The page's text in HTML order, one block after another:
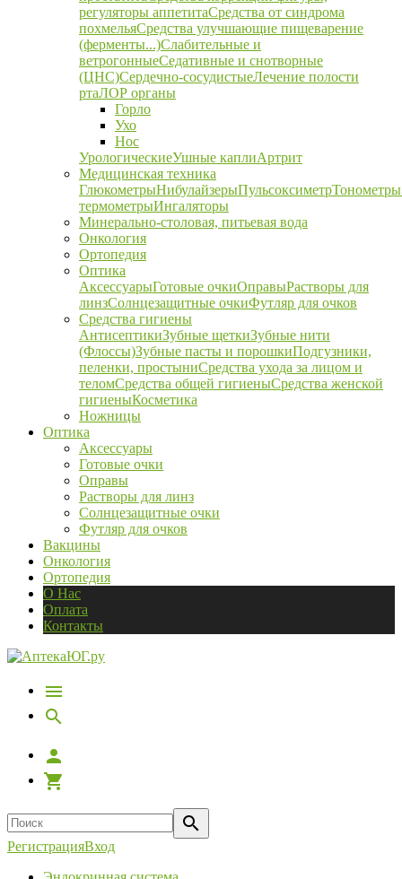
регуляторы аппетитаСредства от синдрома
похмельяСредства улучшающие пищеварение
(ферменты...)Слабительные и
ветрогонныеСедативные и снотворные
(ЦНС)Сердечно-сосудистыеЛечение полости
ртаЛОР органы
Горло
Ухо
Нос
УрологическиеУшные каплиАртрит
Медицинская техника
ГлюкометрыНибулайзерыПульсоксиметрТонометры
термометрыИнгаляторы
Минерально-столовая, питьевая вода
Онкология
Ортопедия
Оптика
АксессуарыГотовые очкиОправыРастворы для
линзСолнцезащитные очкиФутляр для очков
Средства гигиены
АнтисептикиЗубные щеткиЗубные нити
(Флоссы)Зубные пасты и порошкиПодгузники,
пеленки, простыниСредства ухода за лицом и
теломСредства общей гигиеныСредства женской
гигиеныКосметика
Ножницы
Оптика
Аксессуары
Готовые очки
Оправы
Растворы для линз
Солнцезащитные очки
Футляр для очков
Вакцины
Онкология
Ортопедия
О Нас
Оплата
Контакты
РегистрацияВход